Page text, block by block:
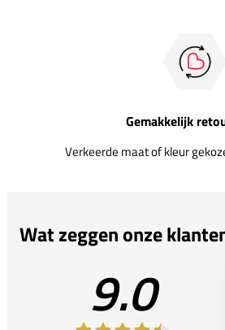
Gemakkelijk
Verkeerde maat of kleur
Wat zeggen onze
9.0